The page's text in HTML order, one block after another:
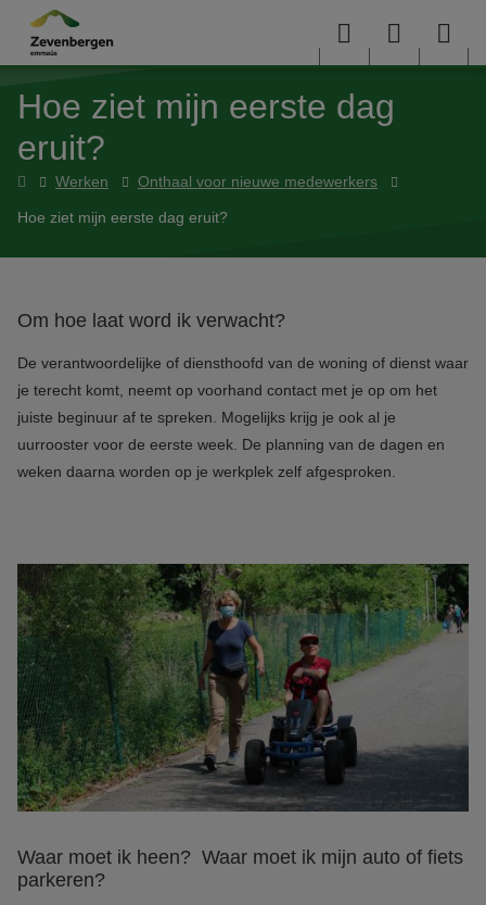
Overslaan en naar de inhoud gaan
Menu User
Hoe ziet mijn eerste dag
eruit?
HomeWerken Onthaal voor nieuwe medewerkers
Hoe ziet mijn eerste dag eruit?
Om hoe laat word ik verwacht?
De verantwoordelijke of diensthoofd van de woning of dienst waar
je terecht komt, neemt op voorhand contact met je op om het
juiste beginuur af te spreken. Mogelijks krijg je ook al je
uurrooster voor de eerste week. De planning van de dagen en
weken daarna worden op je werkplek zelf afgesproken.
Waar moet ik heen? Waar moet ik mijn auto of fiets
parkeren?